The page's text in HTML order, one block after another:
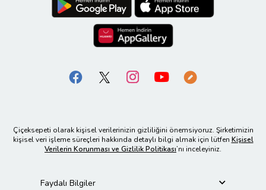
Çiçeksepeti olarak kişisel verilerinizin gizliliğini önemsiyoruz. Şirketimizin
kişisel veri işleme süreçleri hakkında detaylı bilgi almak için lütfen Kişisel
Verilerin Korunması ve Gizlilik Politikası’nı inceleyiniz.
Faydalı Bilgiler